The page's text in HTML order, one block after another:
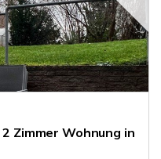
Zimmer Wohnung in